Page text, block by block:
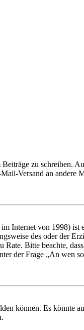
zu schreiben.
Versand an andere
Internet von 1998) ist
des oder der
Bitte beachte,
der Frage „An wen
können. Es könnte